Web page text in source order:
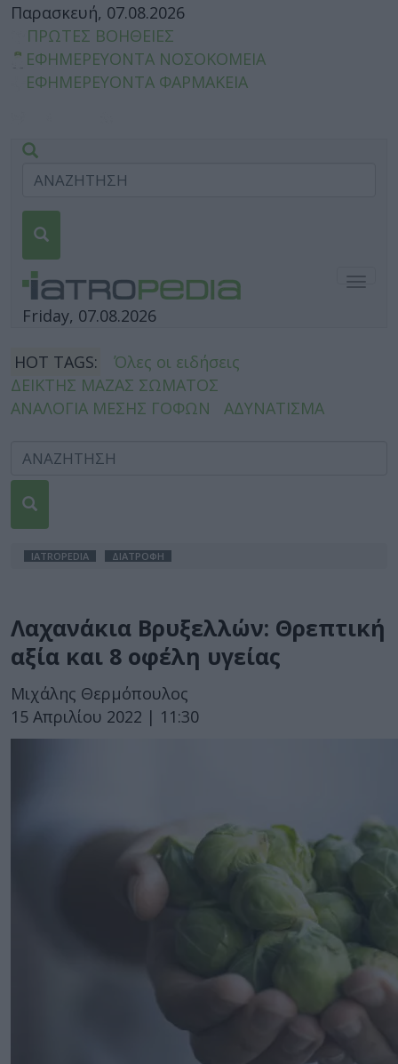
Παρασκευή, 07.08.2026
ΠΡΩΤΕΣ ΒΟΗΘΕΙΕΣ
ΕΦΗΜΕΡΕΥΟΝΤΑ ΝΟΣΟΚΟΜΕΙΑ
ΕΦΗΜΕΡΕΥΟΝΤΑ ΦΑΡΜΑΚΕΙΑ
Friday, 07.08.2026
HOT TAGS:
Όλες οι ειδήσεις
ΔΕΙΚΤΗΣ ΜΑΖΑΣ ΣΩΜΑΤΟΣ
ΑΝΑΛΟΓΙΑ ΜΕΣΗΣ ΓΟΦΩΝ
ΑΔΥΝΑΤΙΣΜΑ
IATROPEDIA ΔΙΑΤΡΟΦΗ
Λαχανάκια Βρυξελλών: Θρεπτική
αξία και 8 οφέλη υγείας
Μιχάλης Θερμόπουλος
15 Απριλίου 2022 | 11:30